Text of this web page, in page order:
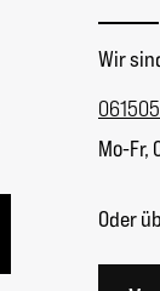
Wir
Mo-Fr,
Oder